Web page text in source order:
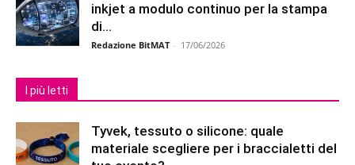
inkjet a modulo continuo per la stampa
di...
Redazione BitMAT - 17/06/2026
I più letti
Tyvek, tessuto o silicone: quale
materiale scegliere per i braccialetti del